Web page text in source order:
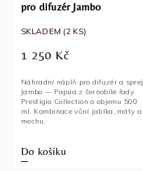
pro difuzér Jambo
SKLADEM (2 KS)
1 250 Kč
Do košíku
Náhradní náplň pro difuzér a sprej
Jambo — Papua z černobílé řady
Prestigio Collection o objemu 500
ml. Kombinace vůní jablka, máty a